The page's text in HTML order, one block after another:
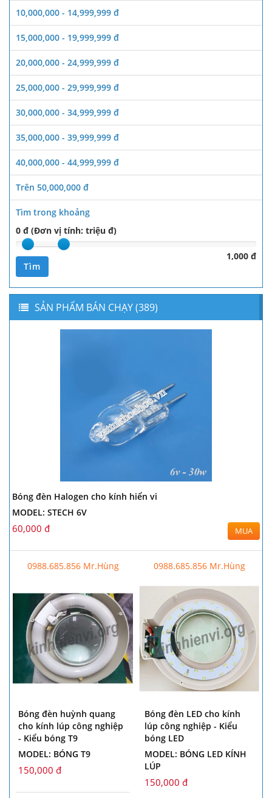
10,000,000 - 14,999,999 đ
15,000,000 - 19,999,999 đ
20,000,000 - 24,999,999 đ
25,000,000 - 29,999,999 đ
30,000,000 - 34,999,999 đ
35,000,000 - 39,999,999 đ
40,000,000 - 44,999,999 đ
Trên 50,000,000 đ
Tìm trong khoảng
0 đ (Đơn vị tính: triệu đ)
1,000 đ
Tìm
SẢN PHẨM BÁN CHẠY (389)
Bóng đèn Halogen cho kính hiển vi
MODEL: STECH 6V
60,000 đ MUA
0988.685.856 Mr.Hùng
Bóng đèn huỳnh quang
cho kính lúp công nghiệp
- Kiểu bóng T9
MODEL: BÓNG T9
150,000 đ
0988.685.856 Mr.Hùng
Bóng đèn LED cho kính
lúp công nghiệp - Kiểu
bóng LED
MODEL: BÓNG LED KÍNH
LÚP
150,000 đ